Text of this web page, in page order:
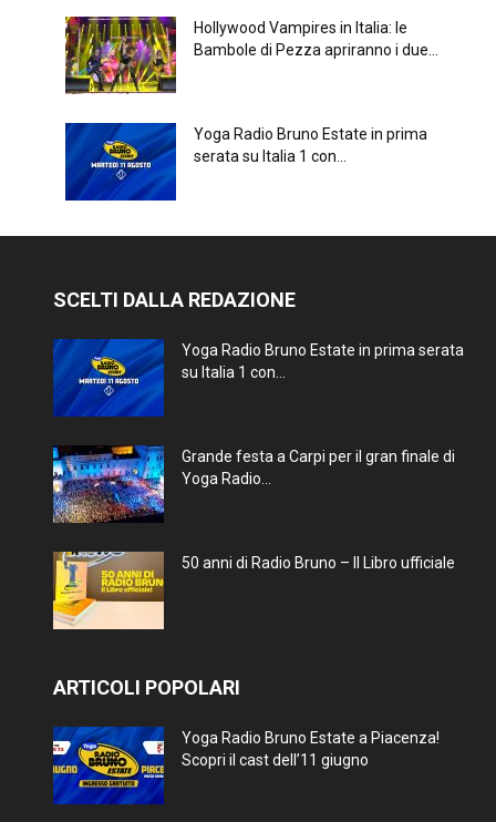
Hollywood Vampires in Italia: le
Bambole di Pezza apriranno i due...
Yoga Radio Bruno Estate in prima
serata su Italia 1 con...
SCELTI DALLA REDAZIONE
Yoga Radio Bruno Estate in prima serata
su Italia 1 con...
Grande festa a Carpi per il gran finale di
Yoga Radio...
50 anni di Radio Bruno – Il Libro ufficiale
ARTICOLI POPOLARI
Yoga Radio Bruno Estate a Piacenza!
Scopri il cast dell’11 giugno